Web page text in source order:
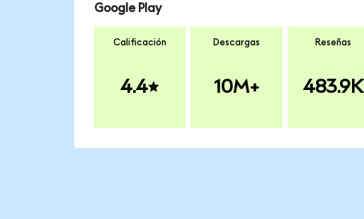
Google Play
Calificación
4.4
Descargas
10M+
Reseñas
483.9K